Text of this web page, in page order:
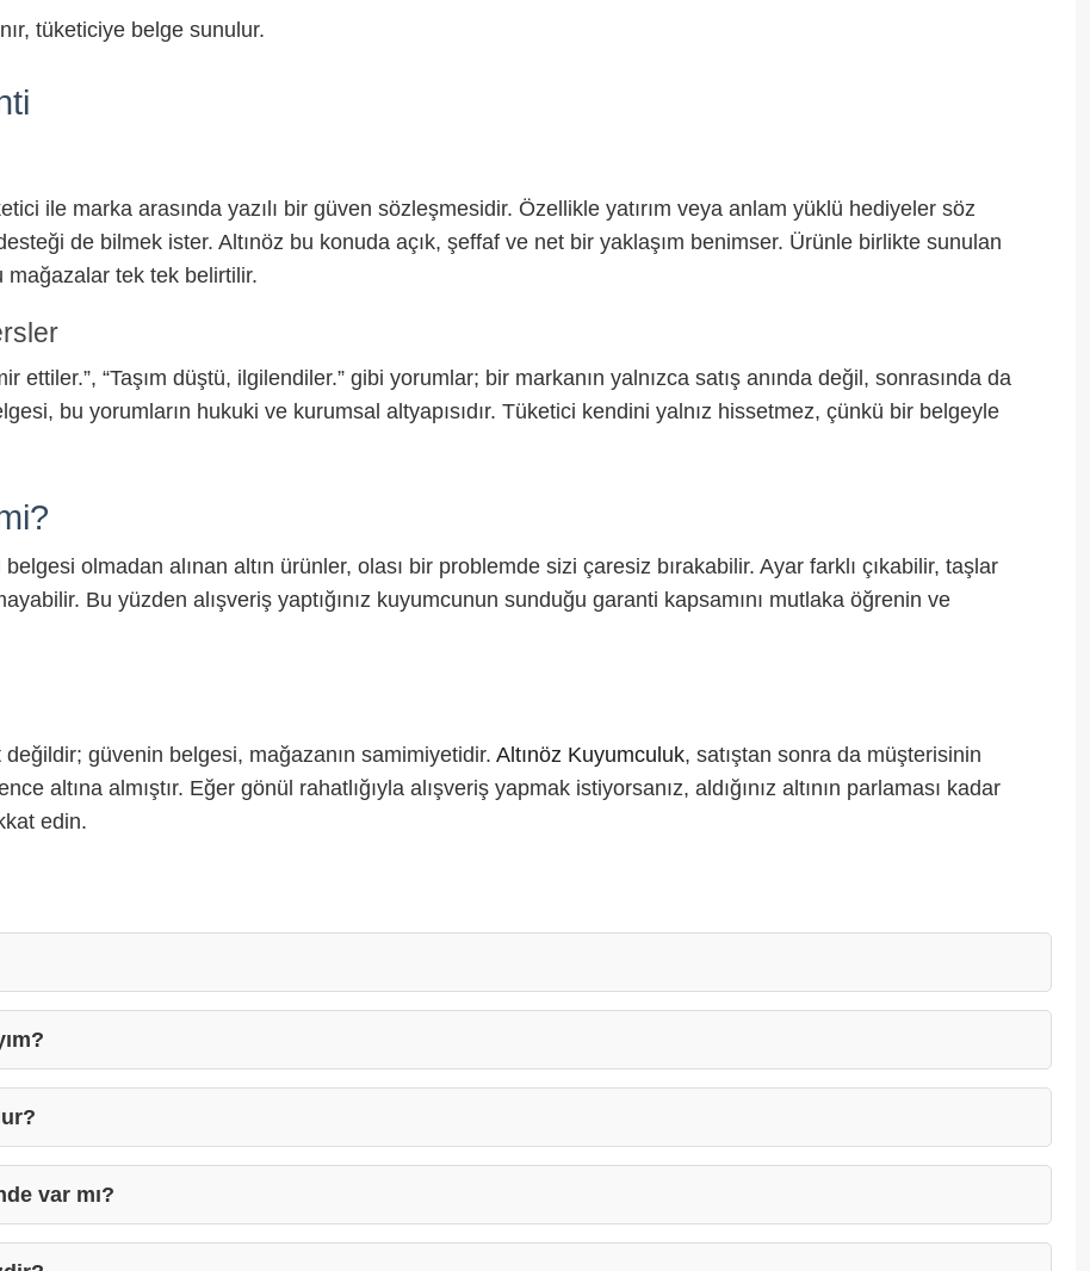
tüketiciye belge sunulur.
ile marka arasında yazılı bir güven sözleşmesidir. Özellikle yatırım veya anlam yüklü hediyeler söz
de bilmek ister. Altınöz bu konuda açık, şeffaf ve net bir yaklaşım benimser. Ürünle birlikte sunulan
mağazalar tek tek belirtilir.
“Taşım düştü, ilgilendiler.” gibi yorumlar; bir markanın yalnızca satış anında değil, sonrasında da
bu yorumların hukuki ve kurumsal altyapısıdır. Tüketici kendini yalnız hissetmez, çünkü bir belgeyle
olmadan alınan altın ürünler, olası bir problemde sizi çaresiz bırakabilir. Ayar farklı çıkabilir, taşlar
Bu yüzden alışveriş yaptığınız kuyumcunun sunduğu garanti kapsamını mutlaka öğrenin ve
güvenin belgesi, mağazanın samimiyetidir. Altınöz Kuyumculuk, satıştan sonra da müşterisinin
altına almıştır. Eğer gönül rahatlığıyla alışveriş yapmak istiyorsanız, aldığınız altının parlaması kadar
edin.
var mı?